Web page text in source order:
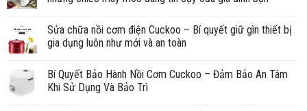
Sửa chữa nồi cơm điện Cuckoo – Bí quyết giữ gìn thiết bị
gia dụng luôn như mới và an toàn
Bí Quyết Bảo Hành Nồi Cơm Cuckoo – Đảm Bảo An Tâm
Khi Sử Dụng Và Bảo Trì